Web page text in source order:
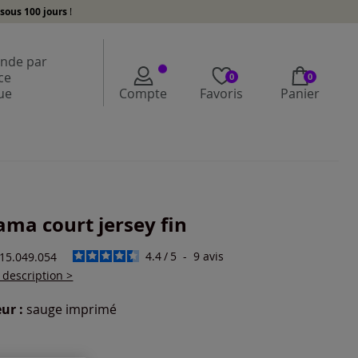
sous 100 jours !
par
Compte
0
Favoris
0
Panier
court jersey fin
4.4/ 5 - 9avis
description >
: sauge imprimé
une couleur :